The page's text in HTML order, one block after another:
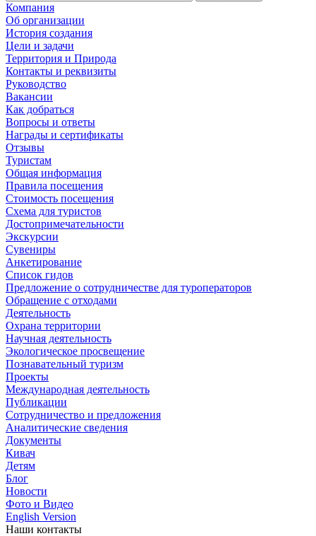
Компания
Об организации
История создания
Цели и задачи
Территория и Природа
Контакты и реквизиты
Руководство
Вакансии
Как добраться
Вопросы и ответы
Награды и сертификаты
Отзывы
Туристам
Общая информация
Правила посещения
Стоимость посещения
Схема для туристов
Достопримечательности
Экскурсии
Сувениры
Анкетирование
Список гидов
Предложение о сотрудничестве для туроператоров
Обращение с отходами
Деятельность
Охрана территории
Научная деятельность
Экологическое просвещение
Познавательный туризм
Проекты
Международная деятельность
Публикации
Сотрудничество и предложения
Аналитические сведения
Документы
Кивач
Детям
Блог
Новости
Фото и Видео
English Version
Наши контакты